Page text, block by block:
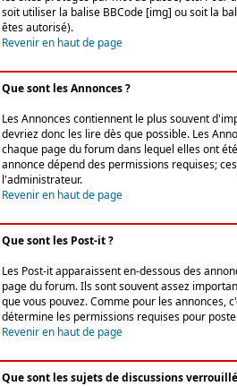
soit utiliser la balise BBCode [img] ou soit la
êtes autorisé).
Revenir en haut de page
Que sont les Annonces ?
Les Annonces contiennent le plus souvent
devriez donc les lire dès que possible. Les
chaque page du forum dans lequel elles ont
annonce dépend des permissions requises;
l'administrateur.
Revenir en haut de page
Que sont les Post-it ?
Les Post-it apparaissent en-dessous des
page du forum. Ils sont souvent assez
que vous pouvez. Comme pour les annonces,
détermine les permissions requises pour
Revenir en haut de page
Que sont les sujets de discussions